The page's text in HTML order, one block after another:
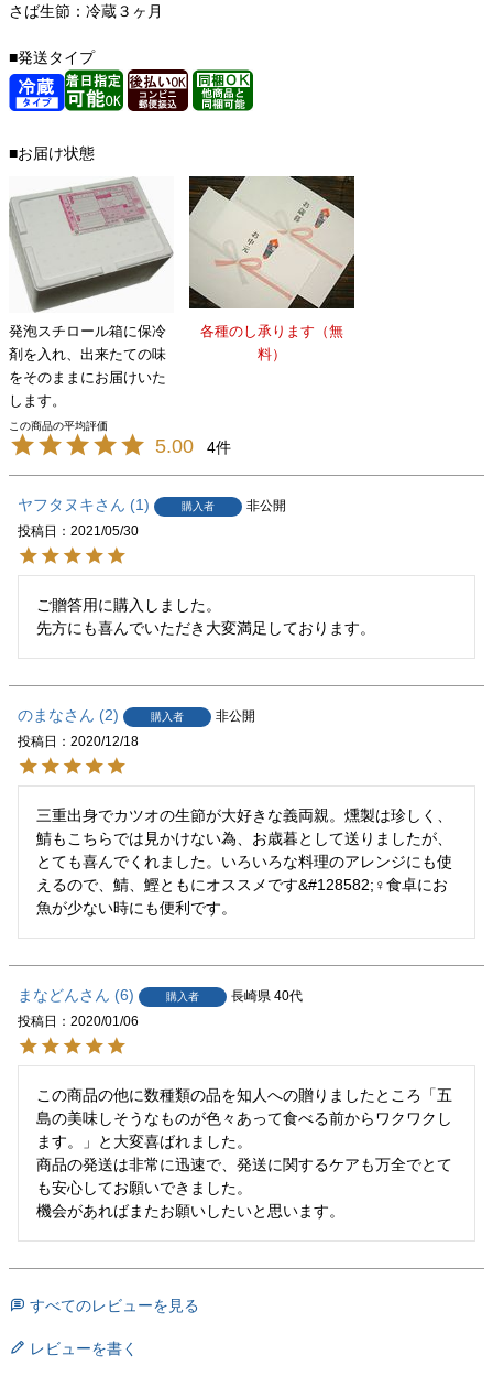
さば生節：冷蔵３ヶ月
■発送タイプ
■お届け状態
発泡スチロール箱に保冷
剤を入れ、出来たての味
をそのままにお届けいた
します。
各種のし承ります（無
料）
5.00 4
ヤフタヌキ 1 購入者
非公開
投稿日
2021/05/30
ご贈答用に購入しました。
先方にも喜んでいただき大変満足しております。
のまな 2 購入者
非公開
投稿日
2020/12/18
三重出身でカツオの生節が大好きな義両親。燻製は珍しく、
鯖もこちらでは見かけない為、お歳暮として送りましたが、
とても喜んでくれました。いろいろな料理のアレンジにも使
えるので、鯖、鰹ともにオススメです&#128582;♀食卓にお
魚が少ない時にも便利です。
まなどん 6 購入者 長崎県 40代
投稿日
2020/01/06
この商品の他に数種類の品を知人への贈りましたところ「五
島の美味しそうなものが色々あって食べる前からワクワクし
ます。」と大変喜ばれました。
商品の発送は非常に迅速で、発送に関するケアも万全でとて
も安心してお願いできました。
機会があればまたお願いしたいと思います。
すべてのレビューを見る
レビューを書く